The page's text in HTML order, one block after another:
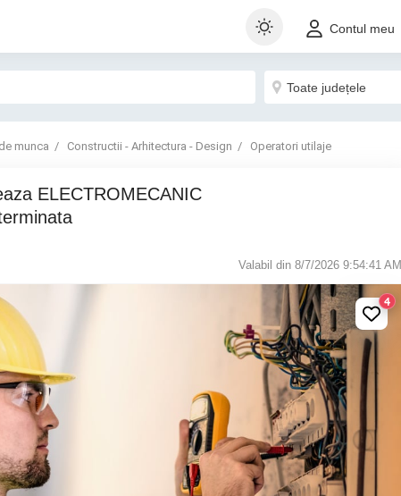
Contul meu
munca Constructii - Arhitectura - Design Operatori utilaje
Valabil din 8/7/2026 9:54:41 AM
4